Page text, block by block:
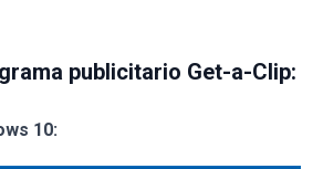
publicitario Get-a-Clip:
10: